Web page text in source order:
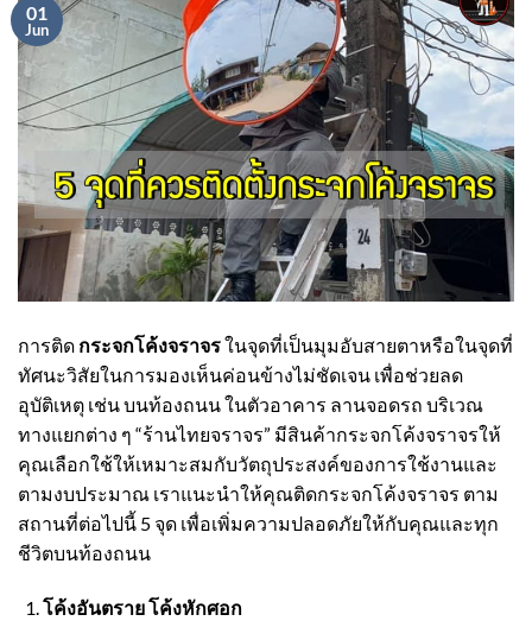
01
Jun
การติด กระจกโค้งจราจรในจุดที่เป็นมุมอับสายตาหรือในจุดที่
ทัศนะวิสัยในการมองเห็นค่อนข้างไม่ชัดเจน เพื่อช่วยลด
อุบัติเหตุ เช่น บนท้องถนน ในตัวอาคาร ลานจอดรถ บริเวณ
ทางแยกต่าง ๆ “ร้านไทยจราจร” มีสินค้ากระจกโค้งจราจรให้
คุณเลือกใช้ให้เหมาะสมกับวัตถุประสงค์ของการใช้งานและ
ตามงบประมาณ เราแนะนำให้คุณติดกระจกโค้งจราจร ตาม
สถานที่ต่อไปนี้ 5 จุด เพื่อเพิ่มความปลอดภัยให้กับคุณและทุก
ชีวิตบนท้องถนน
โค้งอันตราย โค้งหักศอก